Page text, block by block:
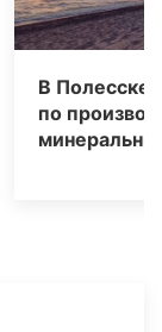
В Полесске
по